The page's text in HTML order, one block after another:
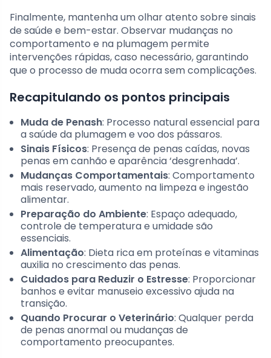
Finalmente, mantenha um olhar atento sobre sinais
de saúde e bem-estar. Observar mudanças no
comportamento e na plumagem permite
intervenções rápidas, caso necessário, garantindo
que o processo de muda ocorra sem complicações.
Recapitulando os pontos principais
Muda de Penash: Processo natural essencial para
a saúde da plumagem e voo dos pássaros.
Sinais Físicos: Presença de penas caídas, novas
penas em canhão e aparência ‘desgrenhada’.
Mudanças Comportamentais: Comportamento
mais reservado, aumento na limpeza e ingestão
alimentar.
Preparação do Ambiente: Espaço adequado,
controle de temperatura e umidade são
essenciais.
Alimentação: Dieta rica em proteínas e vitaminas
auxilia no crescimento das penas.
Cuidados para Reduzir o Estresse: Proporcionar
banhos e evitar manuseio excessivo ajuda na
transição.
Quando Procurar o Veterinário: Qualquer perda
de penas anormal ou mudanças de
comportamento preocupantes.